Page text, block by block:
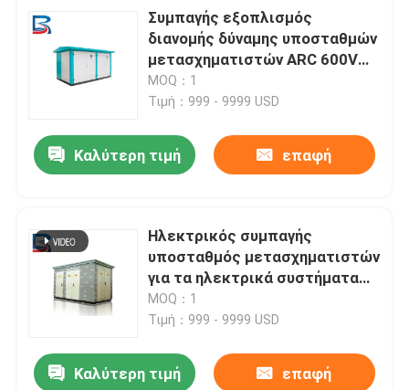
Συμπαγής εξοπλισμός
διανομής δύναμης υποσταθμών
μετασχηματιστών ARC 600V
MNS
MOQ：1
Τιμή：999 - 9999 USD
Καλύτερη τιμή επαφή
Ηλεκτρικός συμπαγής
υποσταθμός μετασχηματιστών
για τα ηλεκτρικά συστήματα
36KV πλέγματος
MOQ：1
Τιμή：999 - 9999 USD
Καλύτερη τιμή επαφή